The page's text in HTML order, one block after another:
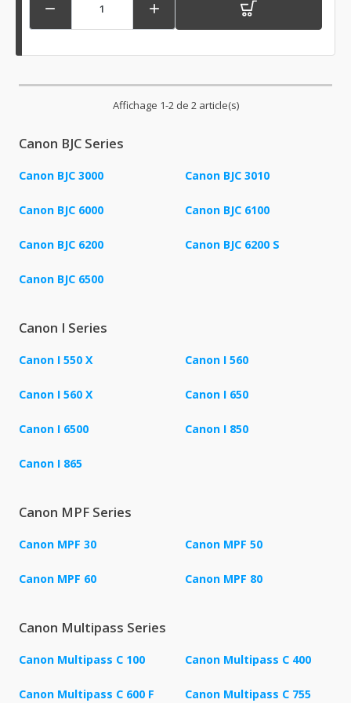
 
Affichage 1-2 de 2 article(s)
Canon BJC Series
Canon BJC 3000 Canon BJC 3010
Canon BJC 6000 Canon BJC 6100
Canon BJC 6200 Canon BJC 6200 S
Canon BJC 6500
Canon I Series
Canon I 550 X Canon I 560
Canon I 560 X Canon I 650
Canon I 6500 Canon I 850
Canon I 865
Canon MPF Series
Canon MPF 30 Canon MPF 50
Canon MPF 60 Canon MPF 80
Canon Multipass Series
Canon Multipass C 100 Canon Multipass C 400
Canon Multipass C 600 F Canon Multipass C 755